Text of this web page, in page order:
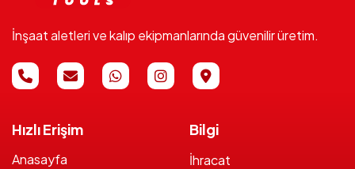
İnşaat aletleri ve kalıp ekipmanlarında güvenilir üretim.
Hızlı Erişim
Anasayfa
Bilgi
İhracat